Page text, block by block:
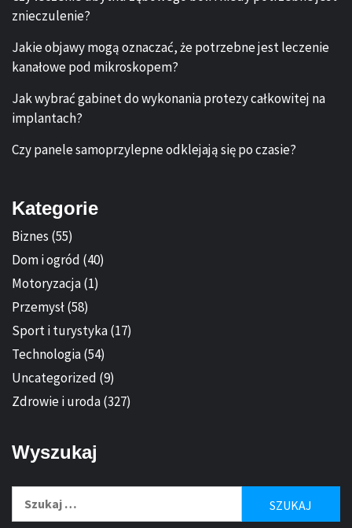
znieczulenie?
Jakie objawy mogą oznaczać, że potrzebne jest leczenie
kanałowe pod mikroskopem?
Jak wybrać gabinet do wykonania protezy całkowitej na
implantach?
Czy panele samoprzylepne odklejają się po czasie?
Kategorie
Biznes (55)
Dom i ogród (40)
Motoryzacja(1)
Przemysł(58)
Sport i turystyka(17)
Technologia(54)
Uncategorized (9)
Zdrowie i uroda(327)
Wyszukaj